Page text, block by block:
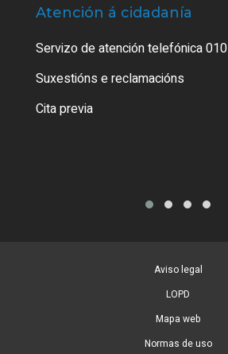
Atención á cidadanía
Servizo de atención telefónica 010
Suxestións e reclamacións
Cita previa
Aviso legal
LOPD
Mapa web
Normas de uso